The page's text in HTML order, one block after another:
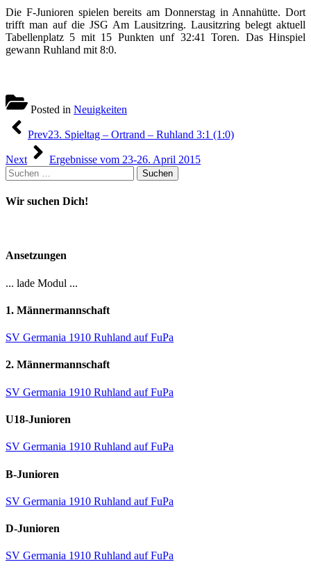
Die F-Junioren spielen bereits am Donnerstag in Annahütte. Dort
trifft man auf die JSG Am Lausitzring. Lausitzring belegt aktuell
Tabellenplatz 5 mit 15 Punkten unf 32:41 Toren. Das Hinspiel
gewann Ruhland mit 8:0.
Posted in Neuigkeiten
Beitragsnavigation
Prev23. Spieltag – Ortrand – Ruhland 3:1 (1:0)
Next
Ergebnisse vom 23-26. April 2015
Suchen
nach:
Wir suchen Dich!
Ansetzungen
... lade Modul ...
1. Männermannschaft
SV Germania 1910 Ruhland auf FuPa
2. Männermannschaft
SV Germania 1910 Ruhland auf FuPa
U18-Junioren
SV Germania 1910 Ruhland auf FuPa
B-Junioren
SV Germania 1910 Ruhland auf FuPa
D-Junioren
SV Germania 1910 Ruhland auf FuPa